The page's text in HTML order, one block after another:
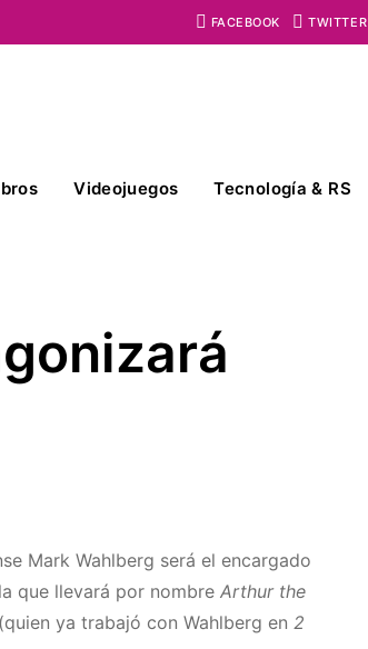
FACEBOOK TWITTER
Videojuegos Tecnología & RS
Mark Wahlberg será el encargado
que llevará por nombre Arthur the
ya trabajó con Wahlberg en 2